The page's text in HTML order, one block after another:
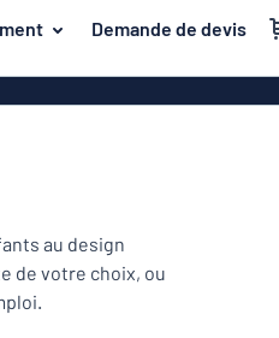
Demande de devis
au design
de votre choix, ou